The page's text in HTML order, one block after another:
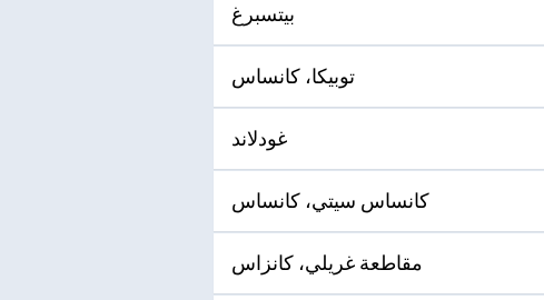
بيتسبرغ
توبيكا، كانساس
غودلاند
كانساس سيتي، كانساس
مقاطعة غريلي، كانزاس